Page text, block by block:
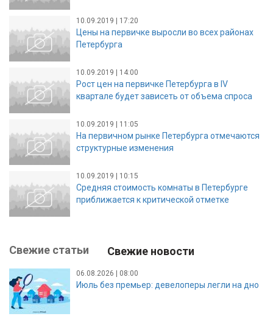
10.09.2019 | 17:20
Цены на первичке выросли во всех районах
Петербурга
10.09.2019 | 14:00
Рост цен на первичке Петербурга в IV
квартале будет зависеть от объема спроса
10.09.2019 | 11:05
На первичном рынке Петербурга отмечаются
структурные изменения
10.09.2019 | 10:15
Средняя стоимость комнаты в Петербурге
приближается к критической отметке
Свежие статьи Свежие новости
06.08.2026 | 08:00
Июль без премьер: девелоперы легли на дно